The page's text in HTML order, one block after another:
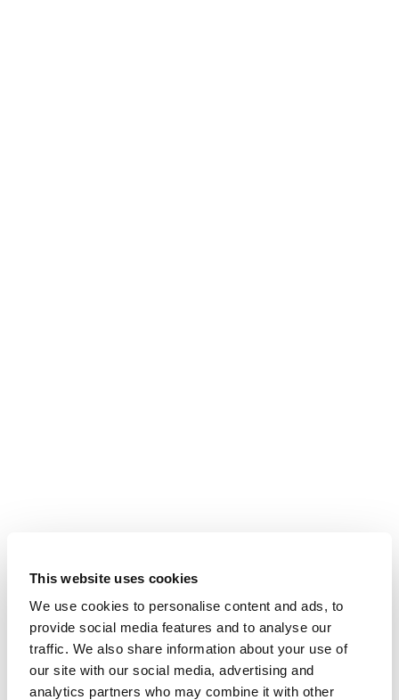
This website uses cookies
We use cookies to personalise content and ads, to
provide social media features and to analyse our
traffic. We also share information about your use of
our site with our social media, advertising and
analytics partners who may combine it with other